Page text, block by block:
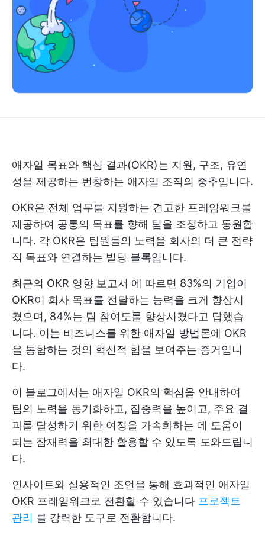
애자일 목표와 핵심 결과(OKR)는 지원, 구조, 유연
성을 제공하는 번창하는 애자일 조직의 중추입니다.
OKR은 전체 업무를 지원하는 견고한 프레임워크를
제공하여 공통의 목표를 향해 팀을 조정하고 동원합
니다. 각 OKR은 팀원들의 노력을 회사의 더 큰 전략
적 목표와 연결하는 빌딩 블록입니다.
최근의 OKR 영향 보고서 에 따르면 83%의 기업이
OKR이 회사 목표를 전달하는 능력을 크게 향상시
켰으며, 84%는 팀 참여도를 향상시켰다고 답했습
니다. 이는 비즈니스를 위한 애자일 방법론에 OKR
을 통합하는 것의 혁신적 힘을 보여주는 증거입니
다.
이 블로그에서는 애자일 OKR의 핵심을 안내하여
팀의 노력을 동기화하고, 집중력을 높이고, 주요 결
과를 달성하기 위한 여정을 가속화하는 데 도움이
되는 잠재력을 최대한 활용할 수 있도록 도와드립니
다.
인사이트와 실용적인 조언을 통해 효과적인 애자일
OKR 프레임워크로 전환할 수 있습니다 프로젝트
관리 를 강력한 도구로 전환합니다.